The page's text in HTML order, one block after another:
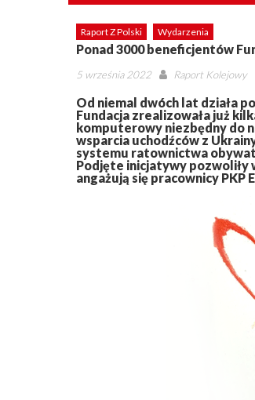
Raport Z Polski Wydarzenia
Ponad 3000 beneficjentów
Posted
5 września 2022 Author
Raport Kolejowy
Od niemal dwóch lat działa
Fundacja zrealizowała już
komputerowy niezbędny do
wsparcia uchodźców z
systemu ratownictwa
Podjęte inicjatywy pozwoliły
angażują się pracownicy PKP